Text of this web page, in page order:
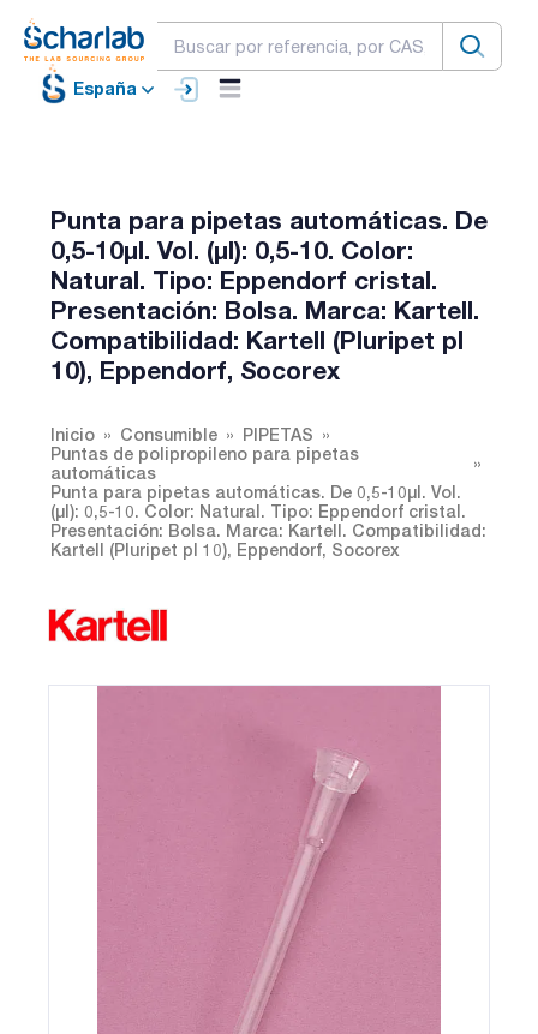
España
Punta para pipetas automáticas. De
0,5-10µl. Vol. (µl): 0,5-10. Color:
Natural. Tipo: Eppendorf cristal.
Presentación: Bolsa. Marca: Kartell.
Compatibilidad: Kartell (Pluripet pl
10), Eppendorf, Socorex
Inicio Consumible
PIPETAS
Puntas de polipropileno para pipetas
automáticas
Punta para pipetas automáticas. De 0,5-10µl. Vol.
(µl): 0,5-10. Color: Natural. Tipo: Eppendorf cristal.
Presentación: Bolsa. Marca: Kartell. Compatibilidad:
Kartell (Pluripet pl 10), Eppendorf, Socorex